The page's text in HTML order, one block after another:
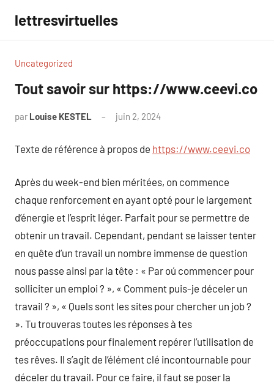
contenu
lettresvirtuelles
Uncategorized
Tout savoir sur https://www.ceevi.co
par Louise KESTEL juin 2, 2024
Texte de référence à propos de https://www.ceevi.co
Après du week-end bien méritées, on commence
chaque renforcement en ayant opté pour le largement
d’énergie et l’esprit léger. Parfait pour se permettre de
obtenir un travail. Cependant, pendant se laisser tenter
en quête d’un travail un nombre immense de question
nous passe ainsi par la tête : « Par oú commencer pour
solliciter un emploi ? », « Comment puis-je déceler un
travail ? », « Quels sont les sites pour chercher un job ?
». Tu trouveras toutes les réponses à tes
préoccupations pour finalement repérer l’utilisation de
tes rêves. Il s’agit de l’élément clé incontournable pour
déceler du travail. Pour ce faire, il faut se poser la